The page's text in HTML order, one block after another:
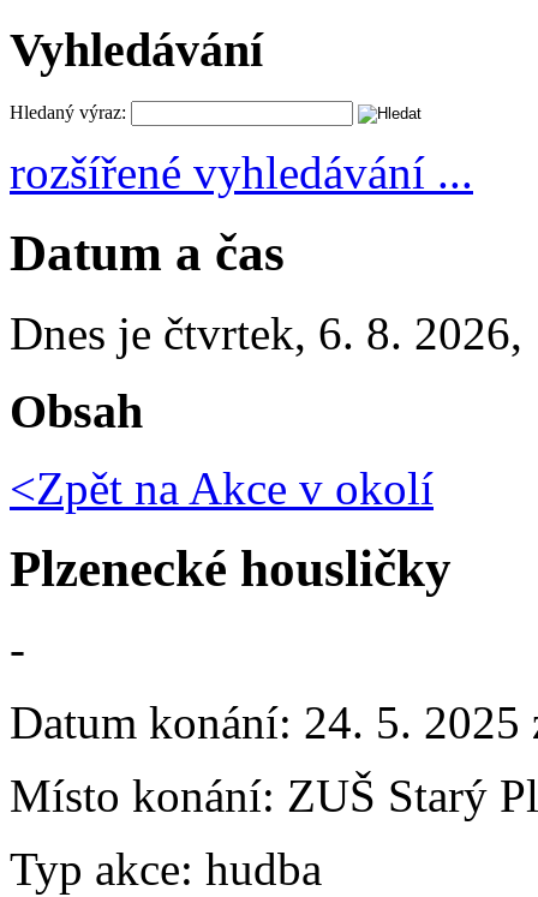
Vyhledávání
Hledaný výraz:
rozšířené vyhledávání ...
Datum a čas
Dnes je čtvrtek, 6. 8. 2026,
Obsah
<Zpět na Akce v okolí
Plzenecké housličky
-
Datum konání: 24. 5. 2025
Místo konání: ZUŠ Starý
Typ akce: hudba